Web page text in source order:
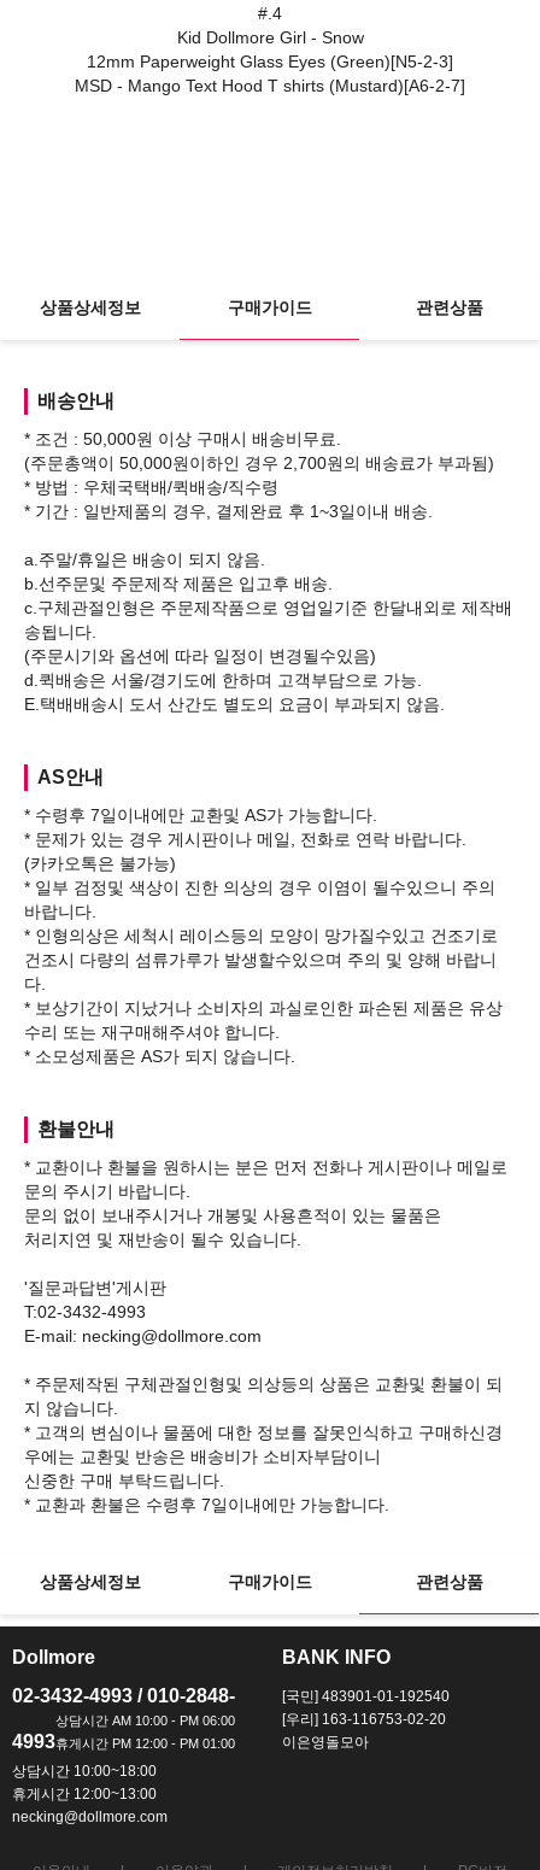
#.4
Kid Dollmore Girl - Snow
12mm Paperweight Glass Eyes (Green)[N5-2-3]
MSD - Mango Text Hood T shirts (Mustard)[A6-2-7]
상품상세정보 구매가이드 관련상품
배송안내
* 조건 : 50,000원 이상 구매시 배송비무료.
(주문총액이 50,000원이하인 경우 2,700원의 배송료가 부과됨)
* 방법 : 우체국택배/퀵배송/직수령
* 기간 : 일반제품의 경우, 결제완료 후 1~3일이내 배송.
a.주말/휴일은 배송이 되지 않음.
b.선주문및 주문제작 제품은 입고후 배송.
c.구체관절인형은 주문제작품으로 영업일기준 한달내외로 제작배
송됩니다.
(주문시기와 옵션에 따라 일정이 변경될수있음)
d.퀵배송은 서울/경기도에 한하며 고객부담으로 가능.
AS안내
* 수령후 7일이내에만 교환및 AS가 가능합니다.
* 문제가 있는 경우 게시판이나 메일, 전화로 연락 바랍니다.
(카카오톡은 불가능)
* 일부 검정및 색상이 진한 의상의 경우 이염이 될수있으니 주의
바랍니다.
* 인형의상은 세척시 레이스등의 모양이 망가질수있고 건조기로
건조시 다량의 섬류가루가 발생할수있으며 주의 및 양해 바랍니
다.
* 보상기간이 지났거나 소비자의 과실로인한 파손된 제품은 유상
수리 또는 재구매해주셔야 합니다.
환불안내
* 교환이나 환불을 원하시는 분은 먼저 전화나 게시판이나 메일로
문의 주시기 바랍니다.
문의 없이 보내주시거나 개봉및 사용흔적이 있는 물품은
처리지연 및 재반송이 될수 있습니다.
'질문과답변'게시판
T:02-3432-4993
E-mail: necking@dollmore.com
* 주문제작된 구체관절인형및 의상등의 상품은 교환및 환불이 되
지 않습니다.
* 고객의 변심이나 물품에 대한 정보를 잘못인식하고 구매하신경
우에는 교환및 반송은 배송비가 소비자부담이니
신중한 구매 부탁드립니다.
상품상세정보 구매가이드 관련상품
Dollmore
02-3432-4993 / 010-2848-
4993
상담시간 10:00~18:00
휴게시간 12:00~13:00
necking@dollmore.com
BANK INFO
[국민] 483901-01-192540
[우리] 163-116753-02-20
이은영돌모아